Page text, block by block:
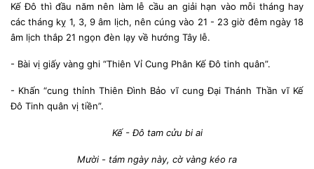
Kế Đô thì đầu năm nên làm lễ cầu an giải hạn vào mỗi tháng hay
các tháng kỵ 1, 3, 9 âm lịch, nên cúng vào 21 - 23 giờ đêm ngày 18
âm lịch thắp 21 ngọn đèn lạy về hướng Tây lễ.
- Bài vị giấy vàng ghi “Thiên Vỉ Cung Phân Kế Đô tinh quân”.
- Khấn “cung thỉnh Thiên Đình Bảo vĩ cung Đại Thánh Thần vĩ Kế
Đô Tinh quân vị tiền”.
Kế - Đô tam cửu bi ai
Mười - tám ngày này, cờ vàng kéo ra